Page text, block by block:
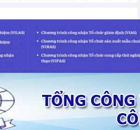
thông báo
áp thuế chống
nhựa
có xuất
Malaysia, Trung
Hàn Quốc,
Việt Nam
10-8-2026
Bia Hà Nội
diện, tiếp
nối hành
hơn 132
diện, tiếp
trình lịch sử
hơn 132
năm